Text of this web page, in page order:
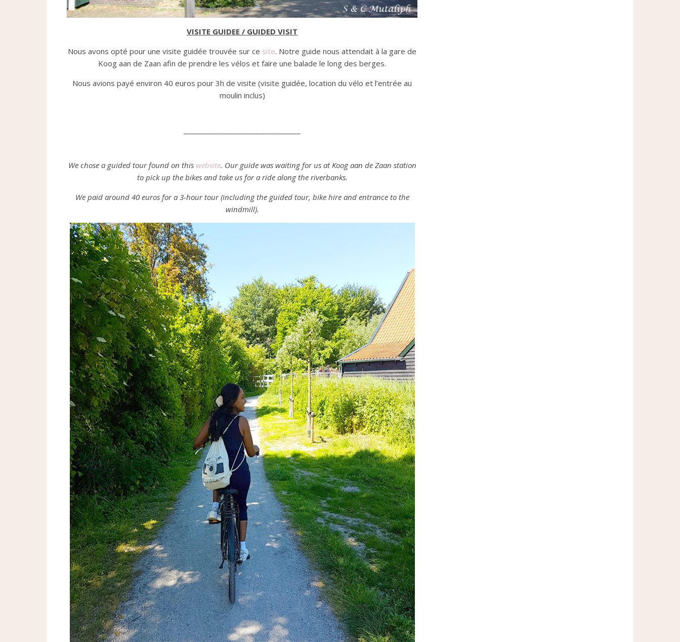
VISITE GUIDEE / GUIDED VISIT
Nous avons opté pour une visite guidée trouvée sur ce site. Notre guide nous attendait à la gare de
Koog aan de Zaan afin de prendre les vélos et faire une balade le long des berges.
Nous avions payé environ 40 euros pour 3h de visite (visite guidée, location du vélo et l’entrée au
moulin inclus)
We chose a guided tour found on this website. Our guide was waiting for us at Koog aan de Zaan station
to pick up the bikes and take us for a ride along the riverbanks.
We paid around 40 euros for a 3-hour tour (including the guided tour, bike hire and entrance to the
windmill).